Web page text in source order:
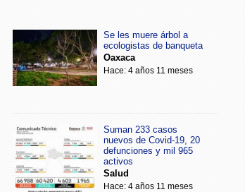
Se les muere árbol a
ecologistas de banqueta
Oaxaca
Hace: 4 años 11 meses
Suman 233 casos
nuevos de Covid-19, 20
defunciones y mil 965
activos
Salud
Hace: 4 años 11 meses